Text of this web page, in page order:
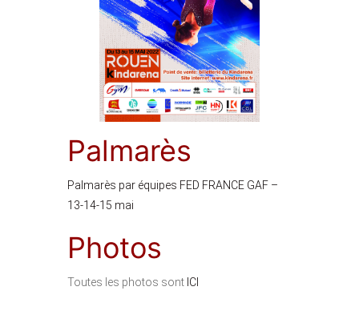
Palmarès
Palmarès par équipes FED FRANCE GAF –
13-14-15 mai
Photos
Toutes les photos sont ICI